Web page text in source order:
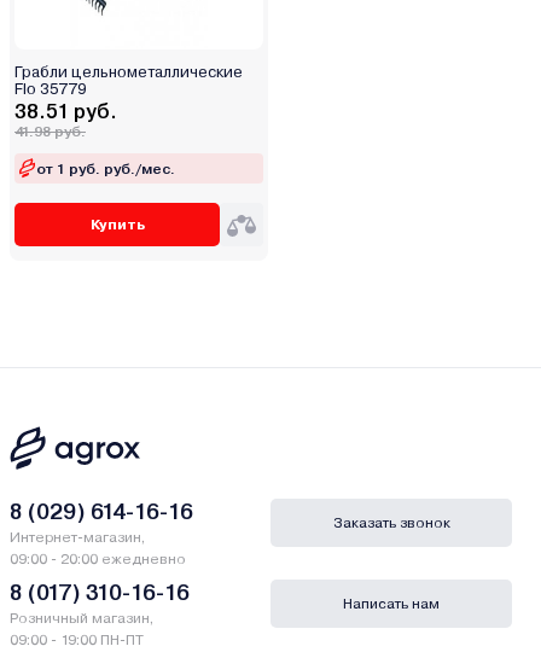
Грабли цельнометаллические
Flo 35779
38.51 руб.
41.98 руб.
от 1 руб. руб./мес.
Купить
8 (029) 614-16-16
Интернет-магазин,
09:00 - 20:00 ежедневно
8 (017) 310-16-16
Розничный магазин,
09:00 - 19:00 ПН-ПТ
Заказать звонок
Написать нам